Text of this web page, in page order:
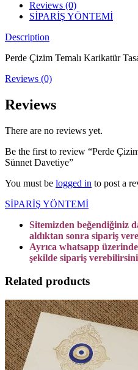
Reviews (0)
SİPARİŞ YÖNTEMİ
Description
Perde Çizim Temalı Karikatür
Reviews (0)
Reviews
There are no reviews yet.
Be the first to review “Perde
Sünnet Davetiye”
You must be logged in to post a
SİPARİŞ YÖNTEMİ
Sitemizden beğendiğiniz
aldıktan sonra sipariş
Ayrıca whatsapp
şekilde sipariş
Related products